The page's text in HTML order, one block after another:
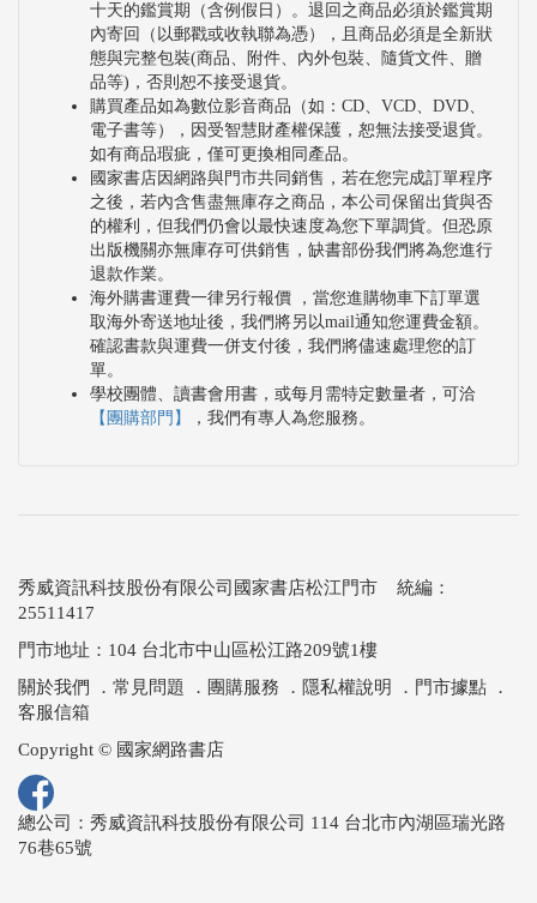
十天的鑑賞期（含例假日）。退回之商品必須於鑑賞期
內寄回（以郵戳或收執聯為憑），且商品必須是全新狀
態與完整包裝(商品、附件、內外包裝、隨貨文件、贈
品等)，否則恕不接受退貨。
購買產品如為數位影音商品（如：CD、VCD、DVD、
電子書等），因受智慧財產權保護，恕無法接受退貨。
如有商品瑕疵，僅可更換相同產品。
國家書店因網路與門市共同銷售，若在您完成訂單程序
之後，若內含售盡無庫存之商品，本公司保留出貨與否
的權利，但我們仍會以最快速度為您下單調貨。但恐原
出版機關亦無庫存可供銷售，缺書部份我們將為您進行
退款作業。
海外購書運費一律另行報價 ，當您進購物車下訂單選
取海外寄送地址後，我們將另以mail通知您運費金額。
確認書款與運費一併支付後，我們將儘速處理您的訂
單。
學校團體、讀書會用書，或每月需特定數量者，可洽
【團購部門】
，我們有專人為您服務。
秀威資訊科技股份有限公司國家書店松江門市 統編：
25511417
門市地址：104 台北市中山區松江路209號1樓
關於我們
． 常見問題 ． 團購服務 ． 隱私權說明 ． 門市據點 ．
客服信箱
Copyright © 國家網路書店
總公司：秀威資訊科技股份有限公司 114 台北市內湖區瑞光路
76巷65號